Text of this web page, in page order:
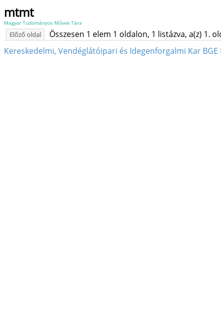
mtmt
Magyar Tudományos Művek Tára
Előző oldal
Összesen 1 elem 1 oldalon, 1 listázva, a(z) 1.
Kereskedelmi, Vendéglátóipari és Idegenforgalmi Kar BGE